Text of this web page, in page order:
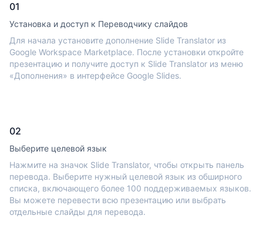
01
Установка и доступ к Переводчику слайдов
Для начала установите дополнение Slide Translator из
Google Workspace Marketplace. После установки откройте
презентацию и получите доступ к Slide Translator из меню
«Дополнения» в интерфейсе Google Slides.
02
Выберите целевой язык
Нажмите на значок Slide Translator, чтобы открыть панель
перевода. Выберите нужный целевой язык из обширного
списка, включающего более 100 поддерживаемых языков.
Вы можете перевести всю презентацию или выбрать
отдельные слайды для перевода.